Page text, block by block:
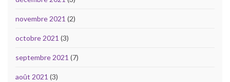
novembre 2021 (2)
octobre 2021 (3)
septembre 2021 (7)
août 2021 (3)